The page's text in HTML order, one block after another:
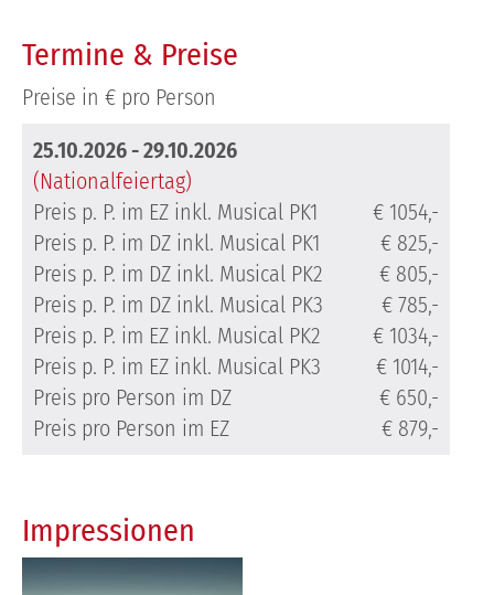
Termine & Preise
Preise in € pro Person
25.10.2026 - 29.10.2026
(Nationalfeiertag)
Preis p. P. im EZ inkl. Musical PK1
€ 1054,-
Preis p. P. im DZ inkl. Musical PK1
€ 825,-
Preis p. P. im DZ inkl. Musical PK2
€ 805,-
Preis p. P. im DZ inkl. Musical PK3
€ 785,-
Preis p. P. im EZ inkl. Musical PK2
€ 1034,-
Preis p. P. im EZ inkl. Musical PK3
€ 1014,-
Preis pro Person im DZ
€ 650,-
Preis pro Person im EZ
€ 879,-
Impressionen